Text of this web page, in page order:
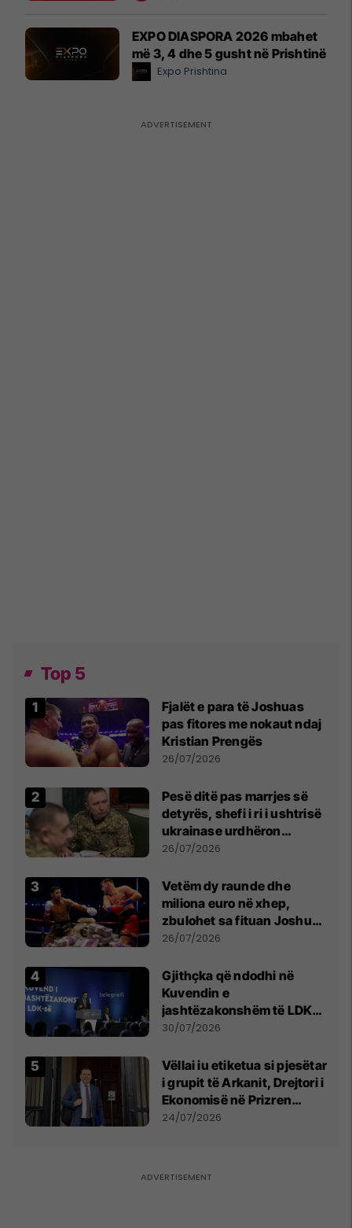
EXPO DIASPORA 2026 mbahet
më 3, 4 dhe 5 gusht në Prishtinë
Expo Prishtina
Top 5
Fjalët e para të Joshuas
pas fitores me nokaut ndaj
Kristian Prengës
26/07/2026
Pesë ditë pas marrjes së
detyrës, shefi i ri i ushtrisë
ukrainase urdhëron
kontroll të madh
26/07/2026
Vetëm dy raunde dhe
miliona euro në xhep,
zbulohet sa fituan Joshua
e Prenga
26/07/2026
Gjithçka që ndodhi në
Kuvendin e
jashtëzakonshëm të LDK-
së
30/07/2026
Vëllai iu etiketua si pjesëtar
i grupit të Arkanit, Drejtori i
Ekonomisë në Prizren
mohon pretendimet
24/07/2026